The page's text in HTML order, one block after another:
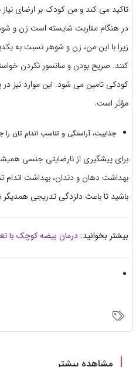
تاکید می کند و من کودک بر ارضای
در هنگام مقاربت شایسته است زن و
زیرا با این من، زن و شوهر نسبت به
کنند. صریح بودن و سانسور نکردن
کودکی تامین می شود. این موارد نیز
مؤثر است.
جذابیت، آراستگی و تناسب اندام تان را
برای پیشگیری از نارضایتی جنسی
بهداشت دهان و دندان، بهداشت اندام
باشید تا باعث دلزدگی تدریجی همدیگر
بیشتر بخوانید: درمان بیضه کوچک با
مشاهده بیشتر